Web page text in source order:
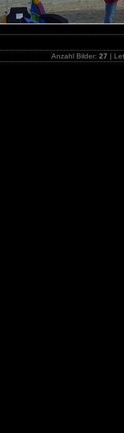
Anzahl Bilder: 27 |